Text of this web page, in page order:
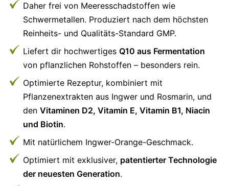
Daher frei von Meeresschadstoffen wie
Schwermetallen. Produziert nach dem höchsten
Reinheits- und Qualitäts-Standard GMP.
Liefert dir hochwertiges Q10 aus Fermentation
von pflanzlichen Rohstoffen – besonders rein.
Optimierte Rezeptur, kombiniert mit
Pflanzenextrakten aus Ingwer und Rosmarin, und
den Vitaminen D2, Vitamin E, Vitamin B1, Niacin
und Biotin.
Mit natürlichem Ingwer-Orange-Geschmack.
Optimiert mit exklusiver, patentierter Technologie
der neuesten Generation.